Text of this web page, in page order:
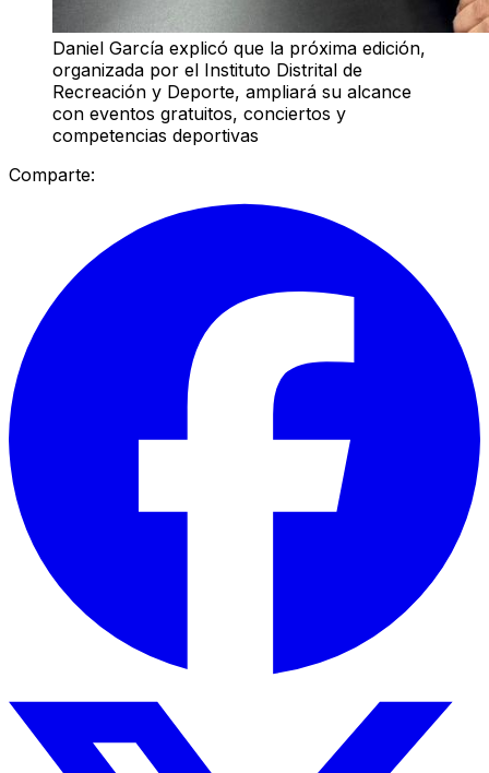
Daniel García explicó que la próxima edición,
organizada por el Instituto Distrital de
Recreación y Deporte, ampliará su alcance
con eventos gratuitos, conciertos y
competencias deportivas
Comparte: